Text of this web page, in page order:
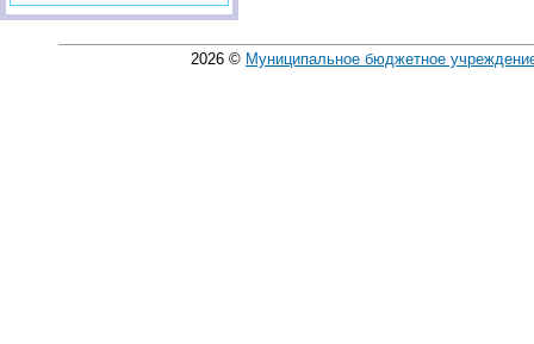
2026 © Муниципальное бюджетное